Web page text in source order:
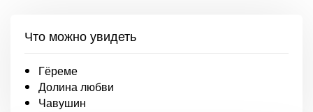
Что можно увидеть
Гёреме
Долина любви
Чавушин